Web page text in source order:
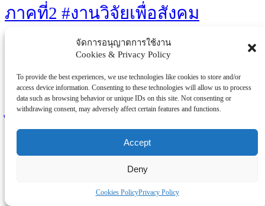
จัดการอนุญาตการใช้งาน
Cookies & Privacy Policy
To provide the best experiences, we use technologies like cookies to store and/or
access device information. Consenting to these technologies will allow us to process
data such as browsing behavior or unique IDs on this site. Not consenting or
withdrawing consent, may adversely affect certain features and functions.
Accept
Deny
Cookies PolicyPrivacy Policy
ภาคที่2 #งานวิจัยเพื่อสังคม
#เทคโนโลยีไทย #โดรนลาด
เขียว #เท้าเทียมไดนามิก #ไทยวิจัย
ไทยทำ
Healthcare Medical Advances
Technology
You Missed